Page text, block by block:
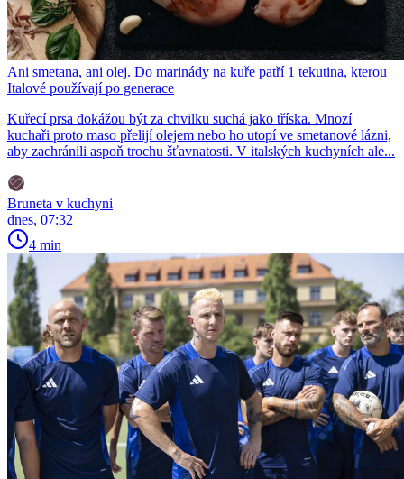
Ani smetana, ani olej. Do marinády na kuře patří 1 tekutina, kterou
Italové používají po generace
Kuřecí prsa dokážou být za chvilku suchá jako tříska. Mnozí
kuchaři proto maso přelijí olejem nebo ho utopí ve smetanové lázni,
aby zachránili aspoň trochu šťavnatosti. V italských kuchyních ale...
Bruneta v kuchyni
dnes, 07:32
4 min